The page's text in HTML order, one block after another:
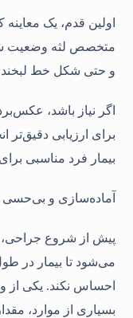
اولین قدم، یک
متخصص لثه وضعیت
و حتی شکل خط
اگر نیاز باشد،
برای ارزیابی دقیق‌تر
بیمار فرد مناسبی
آماده‌سازی و بی‌حسی
پیش از شروع
می‌شود تا بیمار در
احساس نکند. یکی از
بسیاری از موارد،